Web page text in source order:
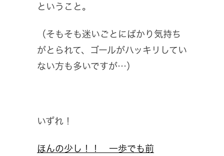
ということ。
（そもそも迷いごとにばかり気持ち
がとられて、ゴールがハッキリしてい
ない方も多いですが…）
いずれ！
ほんの少し！！ 一歩でも前